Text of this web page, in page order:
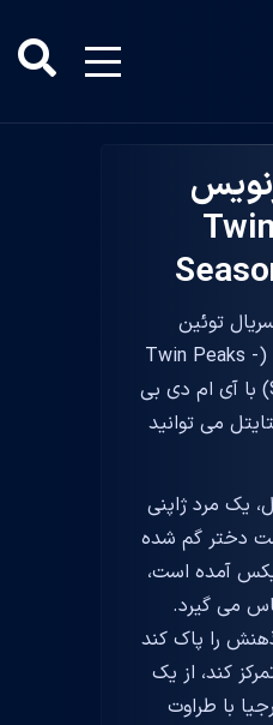
توئین
پیکس - فصل 3 (Twin Peaks -
Season 3 2017) با آی ام دی بی
می توانید
یک مرد ژاپنی
دختر گم شده
آمده است،
می گیرد.
ذهنش را پاک کند
کند، از یک
با طراوت